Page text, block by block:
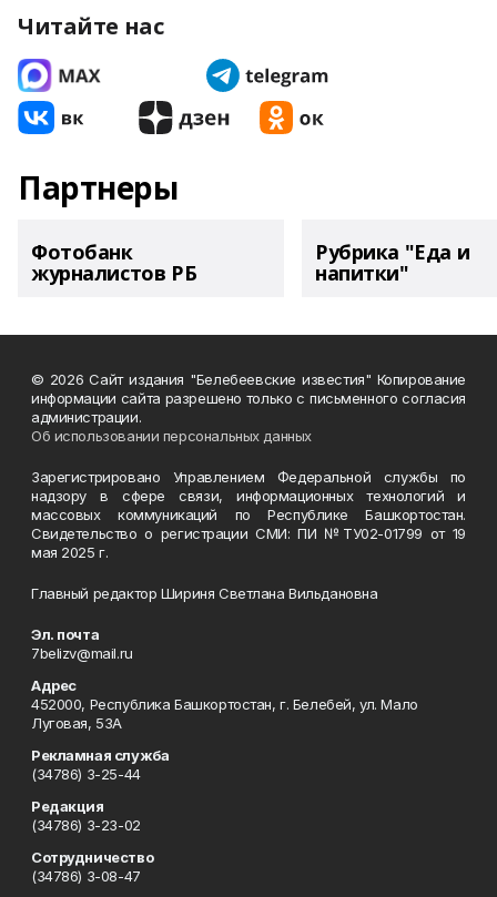
Читайте нас
Партнеры
Фотобанк
журналистов РБ
Рубрика "Еда и
напитки"
© 2026 Сайт издания "Белебеевские известия" Копирование
информации сайта разрешено только с письменного согласия
администрации.
Об использовании персональных данных
Зарегистрировано Управлением Федеральной службы по
надзору в сфере связи, информационных технологий и
массовых коммуникаций по Республике Башкортостан.
Свидетельство о регистрации СМИ: ПИ №ТУ02-01799 от 19
мая 2025 г.
Главный редактор Шириня Светлана Вильдановна
Эл. почта
7belizv@mail.ru
Адрес
452000, Республика Башкортостан, г. Белебей, ул. Мало
Луговая, 53А
Рекламная служба
(34786) 3-25-44
Редакция
(34786) 3-23-02
Сотрудничество
(34786) 3-08-47